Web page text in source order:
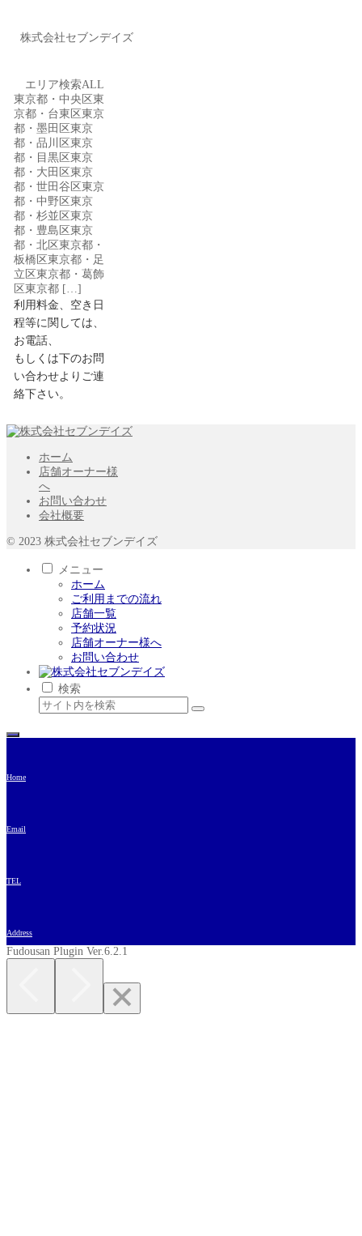
株式会社セブンデイズ
エリア検索ALL
東京都・中央区東
京都・台東区東京
都・墨田区東京
都・品川区東京
都・目黒区東京
都・大田区東京
都・世田谷区東京
都・中野区東京
都・杉並区東京
都・豊島区東京
都・北区東京都・
板橋区東京都・足
立区東京都・葛飾
区東京都 […]
利用料金、空き日
程等に関しては、
お電話、
もしくは下のお問
い合わせよりご連
絡下さい。
ホーム
店舗オーナー様
へ
お問い合わせ
会社概要
© 2023 株式会社セブンデイズ
メニュー
ホーム
ご利用までの流れ
店舗一覧
予約状況
店舗オーナー様へ
お問い合わせ
検索
Home
Email
TEL
Address
Fudousan Plugin Ver.6.2.1